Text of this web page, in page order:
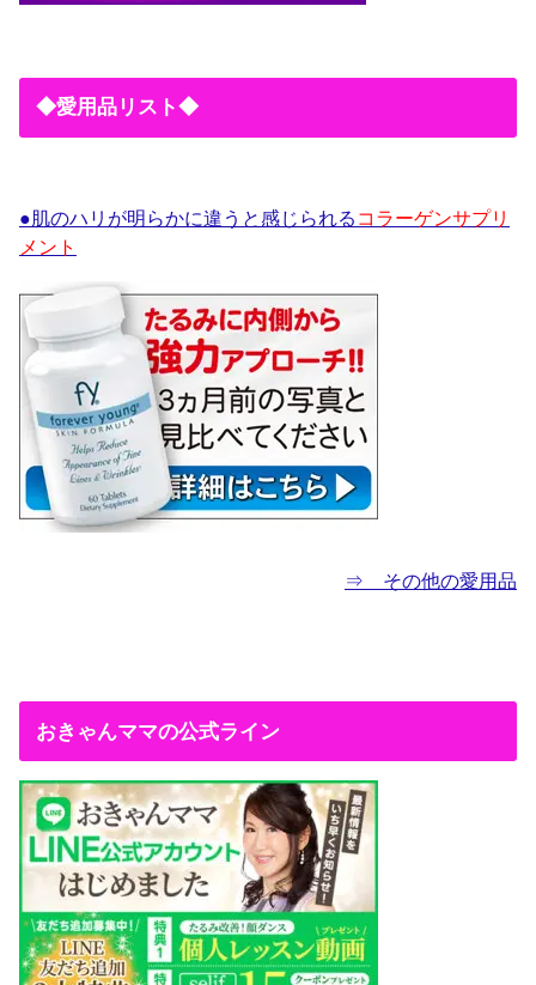
◆愛用品リスト◆
●肌のハリが明らかに違うと感じられる コラーゲンサプリ
メント
⇒ その他の愛用品
おきゃんママの公式ライン